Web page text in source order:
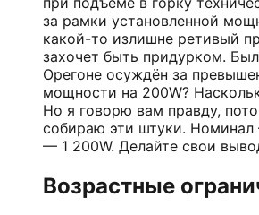
за рамки установленной
какой-то излишне ретивый
захочет быть придурком.
Орегоне осуждён за
мощности на 200W?
Но я говорю вам правду,
собираю эти штуки.
— 1 200W. Делайте свои
Возрастные